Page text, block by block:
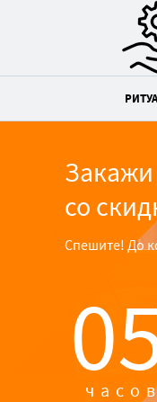
Закажи
со
Спешите! До